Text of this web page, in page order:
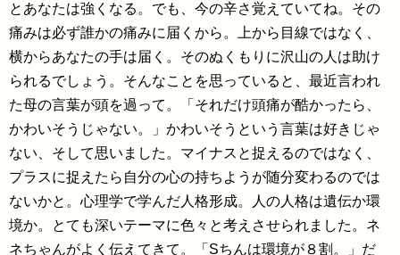
とあなたは強くなる。でも、今の辛さ覚えていてね。その
痛みは必ず誰かの痛みに届くから。上から目線ではなく、
横からあなたの手は届く。そのぬくもりに沢山の人は助け
られるでしょう。そんなことを思っていると、最近言われ
た母の言葉が頭を過って。「それだけ頭痛が酷かったら、
かわいそうじゃない。」かわいそうという言葉は好きじゃ
ない、そして思いました。マイナスと捉えるのではなく、
プラスに捉えたら自分の心の持ちようが随分変わるのでは
ないかと。心理学で学んだ人格形成。人の人格は遺伝か環
境か。とても深いテーマに色々と考えさせられました。ネ
ネちゃんがよく伝えてきて。「Sちんは環境が８割。」だ